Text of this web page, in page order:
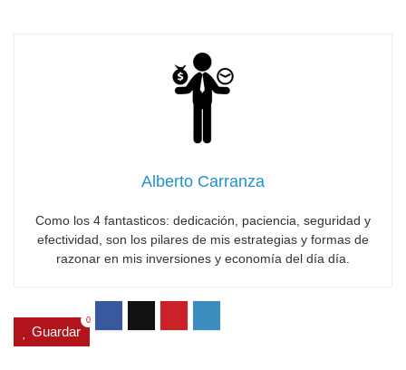
Alberto Carranza
Como los 4 fantasticos: dedicación, paciencia, seguridad y
efectividad, son los pilares de mis estrategias y formas de
razonar en mis inversiones y economía del día día.
Guardar
0